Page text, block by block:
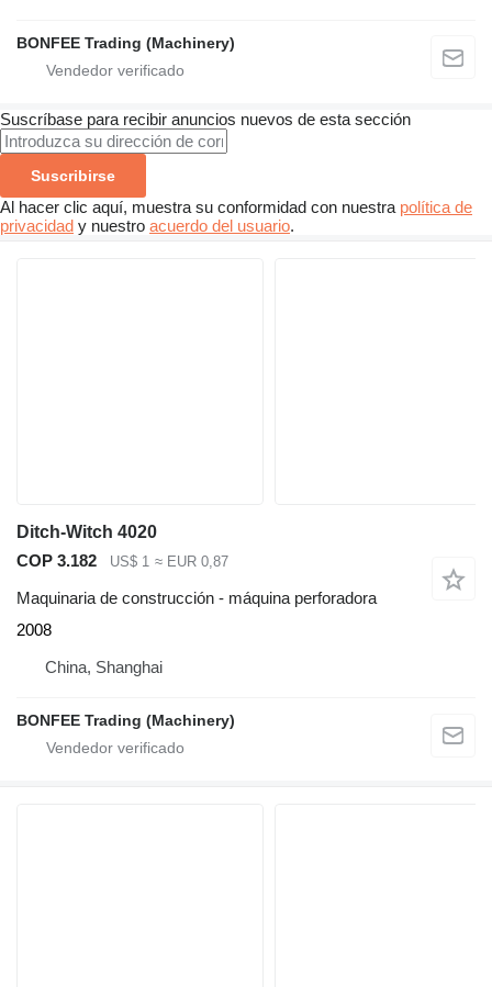
BONFEE Trading (Machinery)
Suscríbase para recibir anuncios nuevos de esta sección
Suscribirse
Al hacer clic aquí, muestra su conformidad con nuestra política de
privacidad y nuestro acuerdo del usuario.
Ditch-Witch 4020
COP 3.182
US$ 1 ≈ EUR 0,87
Maquinaria de construcción - máquina perforadora
2008
China, Shanghai
BONFEE Trading (Machinery)